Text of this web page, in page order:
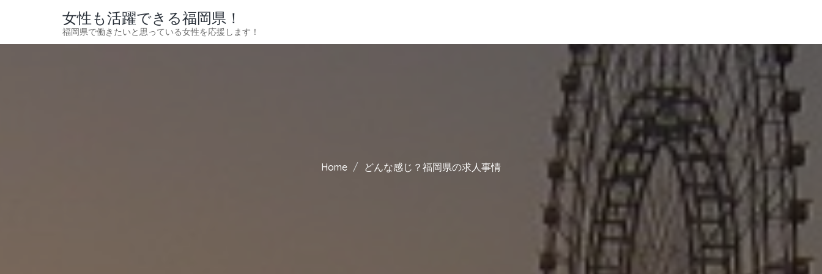
女性も活躍できる福岡県！
福岡県で働きたいと思っている女性を応援します！
Home どんな感じ？福岡県の求人事情